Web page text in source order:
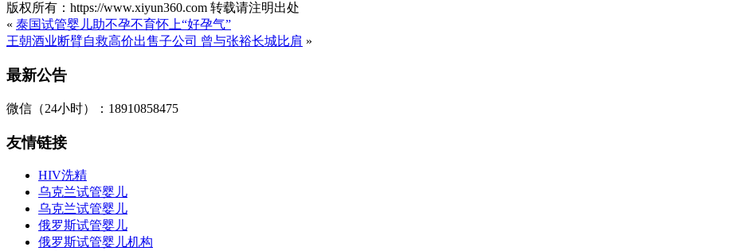
版权所有：https://www.xiyun360.com 转载请注明出处
« 泰国试管婴儿助不孕不育怀上“好孕气”
王朝酒业断臂自救高价出售子公司 曾与张裕长城比肩 »
最新公告
微信（24小时）：18910858475
友情链接
HIV洗精
乌克兰试管婴儿
乌克兰试管婴儿
俄罗斯试管婴儿
俄罗斯试管婴儿机构